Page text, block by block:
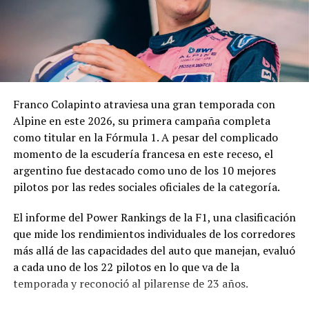
En los fundamentos de la resolución se señala que la
complejidad y trascendencia de la solicitud hacen
necesario un estudio integral de la documentación
modificación vinculada a la composición societaria de la
empresa que obtuvo la concesión.
La novedad se conoce mientras la concesión del Minella
continúa envuelta en una delicadísima situación
jurídica. El proceso mediante el cual Minella Stadium
busca determinar si existieron irregularidades en la
licitación impulsada por el Municipio.
La causa, que avanza en la Justicia, derivó en
cuestionamientos de distintos sectores políticos y en
Franco Colapinto atraviesa una gran temporada con
Alpine en este 2026, su primera campaña completa
como titular en la Fórmula 1. A pesar del complicado
momento de la escudería francesa en este receso, el
argentino fue destacado como uno de los 10 mejores
pilotos por las redes sociales oficiales de la categoría.
El informe del Power Rankings de la F1, una clasificación
que mide los rendimientos individuales de los corredores
más allá de las capacidades del auto que manejan, evaluó
a cada uno de los 22 pilotos en lo que va de la
temporada y reconoció al pilarense de 23 años.